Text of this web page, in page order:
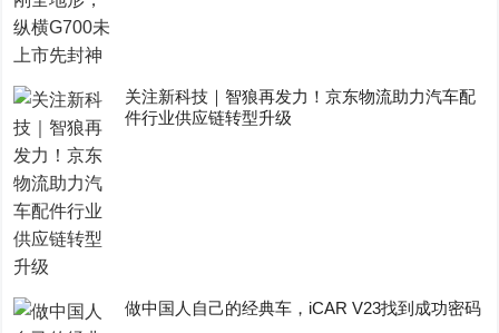
关注新科技｜智狼再发力！京东物流助力汽车配
件行业供应链转型升级
做中国人自己的经典车，iCAR V23找到成功密码